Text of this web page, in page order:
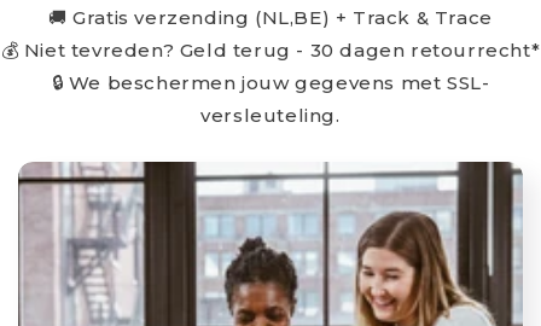
🚚 Gratis verzending (NL,BE) + Track & Trace
💰 Niet tevreden? Geld terug - 30 dagen retourrecht*
🔒 We beschermen jouw gegevens met SSL-
versleuteling.